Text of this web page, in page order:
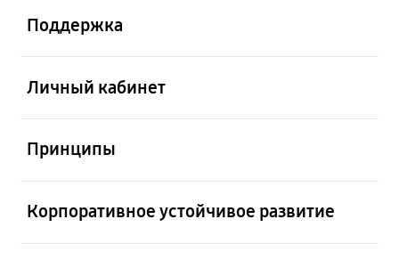
Поддержка
Личный кабинет
Принципы
Корпоративное устойчивое развитие